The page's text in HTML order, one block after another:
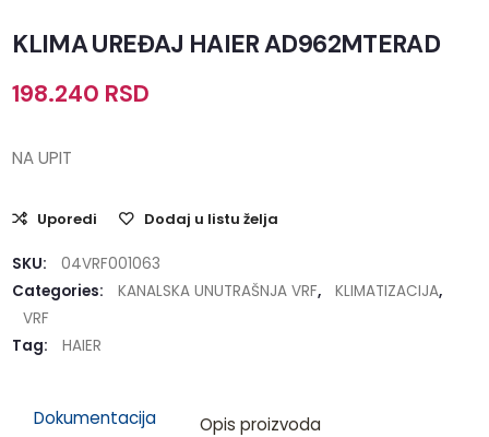
KLIMA UREĐAJ HAIER AD962MTERAD
198.240 RSD
NA UPIT
Uporedi Dodaj u listu želja
SKU:
04VRF001063
Categories:
KANALSKA UNUTRAŠNJA VRF, KLIMATIZACIJA,
VRF
Tag:
HAIER
Dokumentacija Opis proizvoda